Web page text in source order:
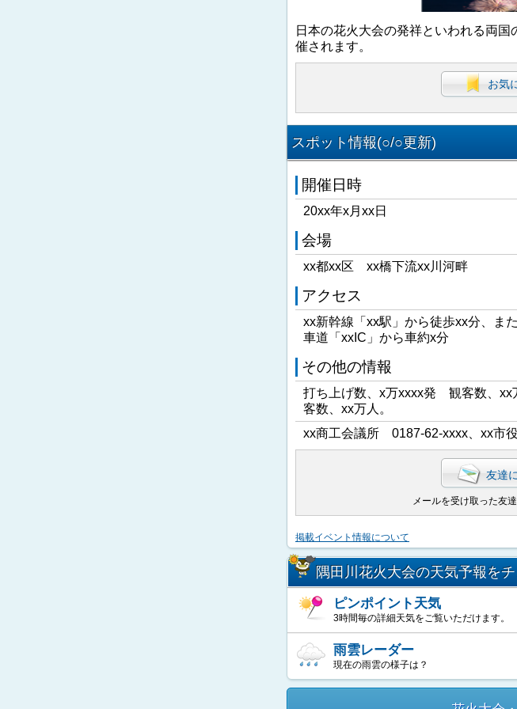
日本の花火大会の発祥といわれる両
催されます。
お気
スポット情報(○/○更新)
開催日時
20xx年x月xx日
会場
xx都xx区 xx橋下流xx川河畔
アクセス
xx新幹線「xx駅」から徒歩xx分、ま
車道「xxIC」から車約x分
その他の情報
打ち上げ数、x万xxxx発 観客数、
客数、xx万人。
xx商工会議所 0187-62-xxxx、xx市
友達
メールを受け取った友
掲載イベント情報について
隅田川花火大会の天気予報をチ
ピンポイント天気
3時間毎の詳細天気をご覧いただけます。
雨雲レーダー
現在の雨雲の様子は？